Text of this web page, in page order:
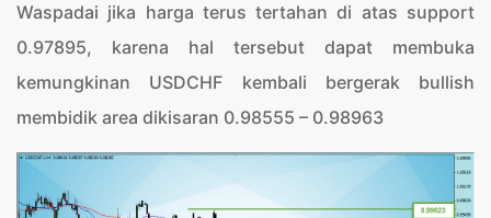
Waspadai jika harga terus tertahan di atas support
0.97895, karena hal tersebut dapat membuka
kemungkinan USDCHF kembali bergerak bullish
membidik area dikisaran 0.98555 – 0.98963